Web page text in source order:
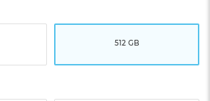
512 GB